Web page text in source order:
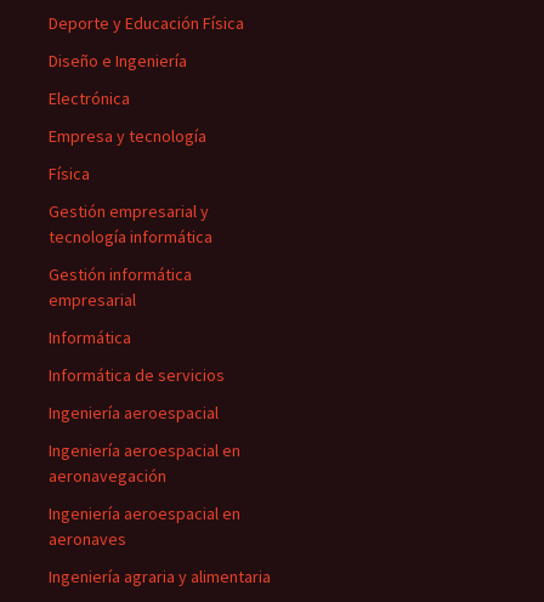
Deporte y Educación Física
Diseño e Ingeniería
Electrónica
Empresa y tecnología
Física
Gestión empresarial y
tecnología informática
Gestión informática
empresarial
Informática
Informática de servicios
Ingeniería aeroespacial
Ingeniería aeroespacial en
aeronavegación
Ingeniería aeroespacial en
aeronaves
Ingeniería agraria y alimentaria